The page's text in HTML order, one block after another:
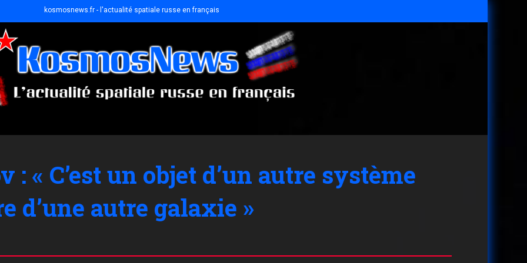
kosmosnews.fr - l'actualité spatiale russe en français
: « C’est un objet d’un autre système
d’une autre galaxie »